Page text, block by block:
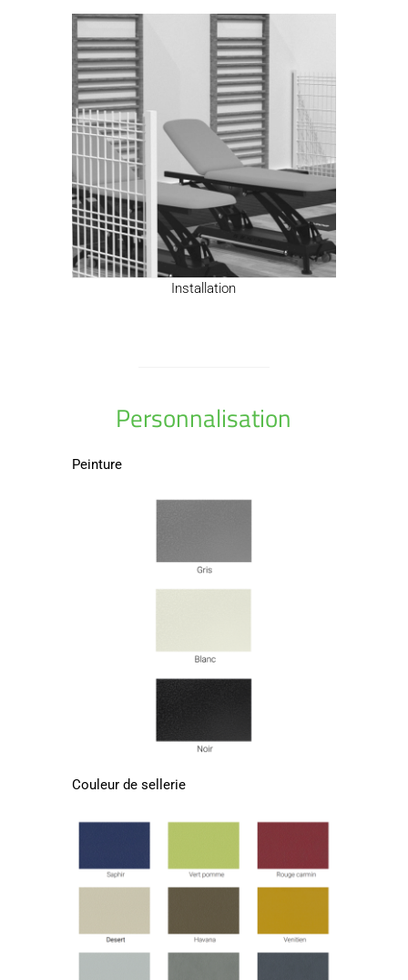
Installation
Personnalisation
Peinture
Couleur de sellerie